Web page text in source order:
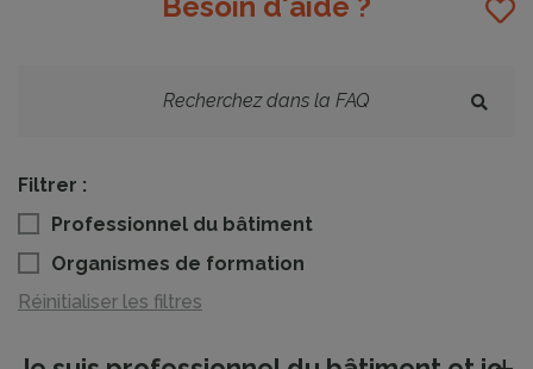
Filtrer :
Professionnel du bâtiment
Organismes de formation
Réinitialiser les filtres